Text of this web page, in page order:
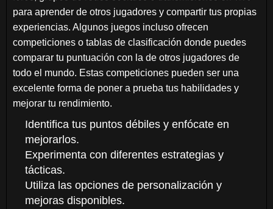
para aprender de otros jugadores y compartir tus propias
experiencias. Algunos juegos incluso ofrecen
competiciones o tablas de clasificación donde puedes
comparar tu puntuación con la de otros jugadores de
todo el mundo. Estas competiciones pueden ser una
excelente forma de poner a prueba tus habilidades y
mejorar tu rendimiento.
Identifica tus puntos débiles y enfócate en
mejorarlos.
Experimenta con diferentes estrategias y
tácticas.
Utiliza las opciones de personalización y
mejoras disponibles.